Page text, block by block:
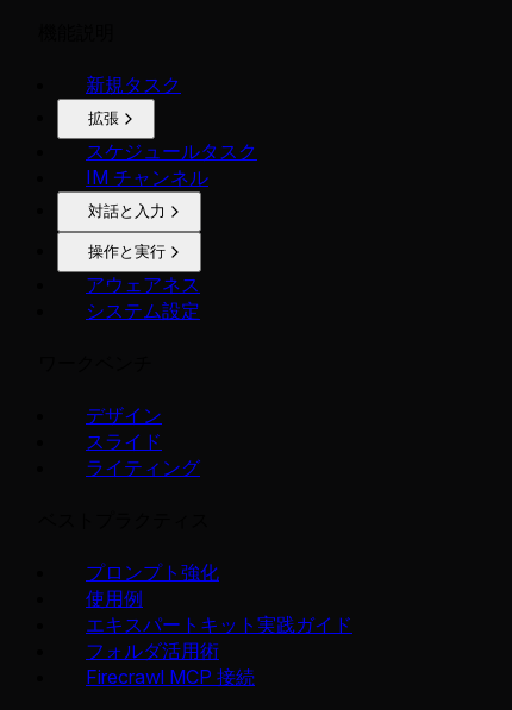
新規タスク
拡張
スケジュールタスク
IM チャンネル
対話と入力
操作と実行
アウェアネス
システム設定
デザイン
スライド
ライティング
プロンプト強化
使用例
エキスパートキット実践ガイド
フォルダ活用術
Firecrawl MCP 接続